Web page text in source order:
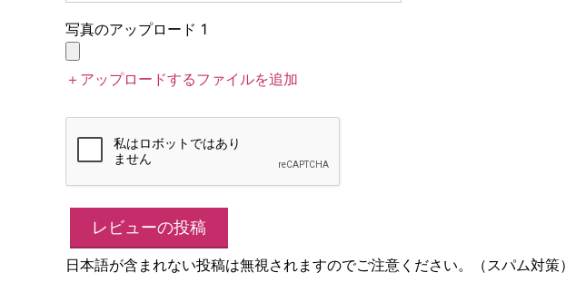
写真のアップロード 1
＋アップロードするファイルを追加
日本語が含まれない投稿は無視されますのでご注意ください。（スパム対策）